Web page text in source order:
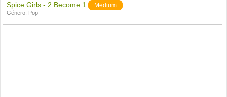
Spice Girls - 2 Become 1 Medium
Género: Pop